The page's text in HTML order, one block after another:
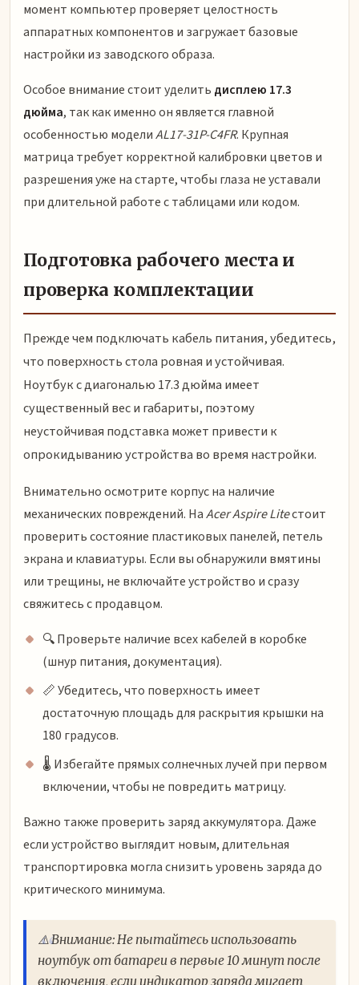
момент компьютер проверяет целостность
аппаратных компонентов и загружает базовые
настройки из заводского образа.
Особое внимание стоит уделить дисплею 17.3
дюйма, так как именно он является главной
особенностью моделиAL17-31P-C4FR. Крупная
матрица требует корректной калибровки цветов и
разрешения уже на старте, чтобы глаза не уставали
при длительной работе с таблицами или кодом.
Подготовка рабочего места и
проверка комплектации
Прежде чем подключать кабель питания, убедитесь,
что поверхность стола ровная и устойчивая.
Ноутбук с диагональю 17.3 дюйма имеет
существенный вес и габариты, поэтому
неустойчивая подставка может привести к
опрокидыванию устройства во время настройки.
Внимательно осмотрите корпус на наличие
механических повреждений. НаAcer Aspire Liteстоит
проверить состояние пластиковых панелей, петель
экрана и клавиатуры. Если вы обнаружили вмятины
или трещины, не включайте устройство и сразу
свяжитесь с продавцом.
🔍 Проверьте наличие всех кабелей в коробке
(шнур питания, документация).
📏 Убедитесь, что поверхность имеет
достаточную площадь для раскрытия крышки на
180 градусов.
🌡️ Избегайте прямых солнечных лучей при первом
включении, чтобы не повредить матрицу.
Важно также проверить заряд аккумулятора. Даже
если устройство выглядит новым, длительная
транспортировка могла снизить уровень заряда до
критического минимума.
⚠️ Внимание: Не пытайтесь использовать
ноутбук от батареи в первые 10 минут после
включения, если индикатор заряда мигает